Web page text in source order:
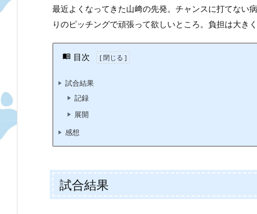
最近よくなってきた山﨑の先発。チャンスに打てない
りのピッチングで頑張って欲しいところ。負担は大き
目次
試合結果
記録
展開
感想
試合結果